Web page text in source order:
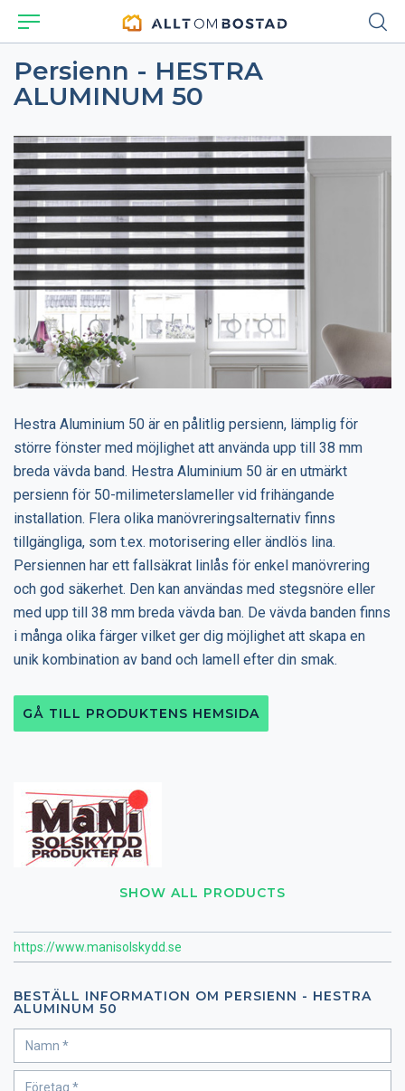
Persienn - HESTRA
ALUMINUM 50
SHOW ALL PRODUCTS
https://www.manisolskydd.se
BESTÄLL INFORMATION OM PERSIENN - HESTRA
ALUMINUM 50
Hestra Aluminium 50 är en pålitlig persienn, lämplig för
större fönster med möjlighet att använda upp till 38 mm
breda vävda band. Hestra Aluminium 50 är en utmärkt
persienn för 50-milimeterslameller vid frihängande
installation. Flera olika manövreringsalternativ finns
tillgängliga, som t.ex. motorisering eller ändlös lina.
Persiennen har ett fallsäkrat linlås för enkel manövrering
och god säkerhet. Den kan användas med stegsnöre eller
med upp till 38 mm breda vävda ban. De vävda banden finns
i många olika färger vilket ger dig möjlighet att skapa en
unik kombination av band och lamell efter din smak.
GÅ TILL PRODUKTENS HEMSIDA